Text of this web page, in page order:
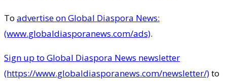
To advertise on Global Diaspora News:
(www.globaldiasporanews.com/ads).
Sign up to Global Diaspora News newsletter
(https://www.globaldiasporanews.com/newsletter/)to